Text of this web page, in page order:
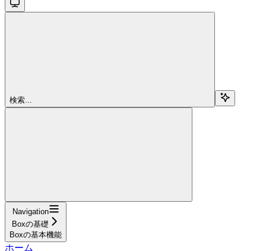
検索...
Navigation
Boxの基礎
Boxの基本機能
ホーム